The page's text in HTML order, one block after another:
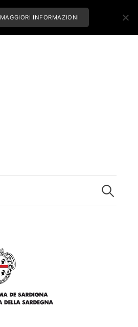
Ricerca
per:
MAGGIORI INFORMAZIONI